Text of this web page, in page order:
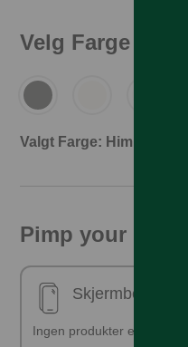
Velg Farge
Valgt Farge: Himmelblå
Pimp your
Ingen produkter er valgt